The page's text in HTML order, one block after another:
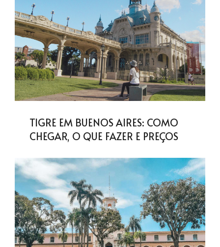
TIGRE EM BUENOS AIRES: COMO
CHEGAR, O QUE FAZER E PREÇOS